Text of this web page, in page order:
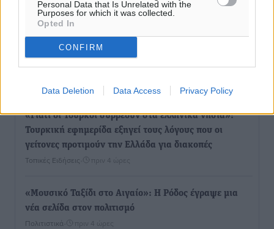
Personal Data that Is Unrelated with the
Purposes for which it was collected.
Opted In
CONFIRM
Data Deletion Data Access Privacy Policy
βιοασφάλειας
Τοπικές Ειδήσεις• πριν 3 ώρες
Ποιοι φοιτητές μπορούν να λάβουν ενίσχυση για
στέγη έως 2.500 ευρώ
«Γιατί οι Τούρκοι συρρέουν στα ελληνικά νησιά»:
Τουρκική εφημερίδα εξηγεί τους λόγους που οι
γείτονες προτιμούν την Ελλάδα για διακοπές
Τοπικές Ειδήσεις πριν 4 ώρες
«Μουσικό Ταξίδι στο Αιγαίο»: Η Ρόδος έγραψε μια
νέα σελίδα στον πολιτισμό
Πολιτιστικά πριν 4 ώρες